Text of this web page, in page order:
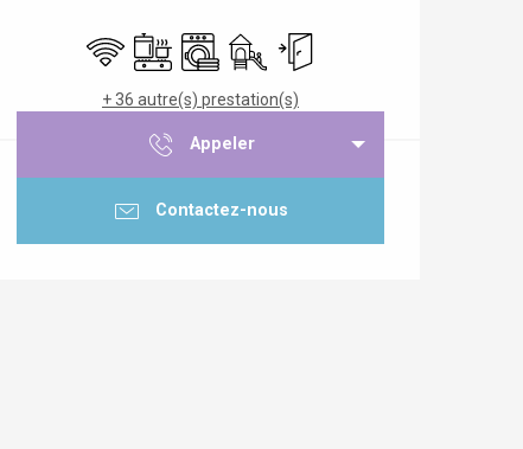
Ouverture et coordonnées
WiFi Plaque de cuisson
Lave lingeJeux pour enfants / Espace jeux
Entrée indépendante
+ 36 autre(s) prestation(s)
Appeler
Contactez-nous